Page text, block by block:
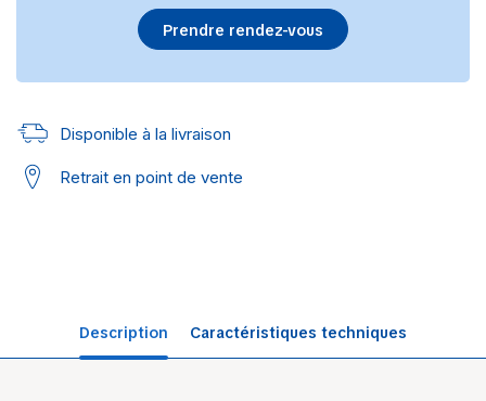
Prendre rendez-vous
Disponible à la livraison
Retrait en point de vente
Description Caractéristiques techniques